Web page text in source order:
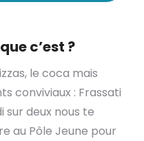
c’est ?
le coca mais
conviviaux : Frassati
sur deux nous te
au Pôle Jeune pour